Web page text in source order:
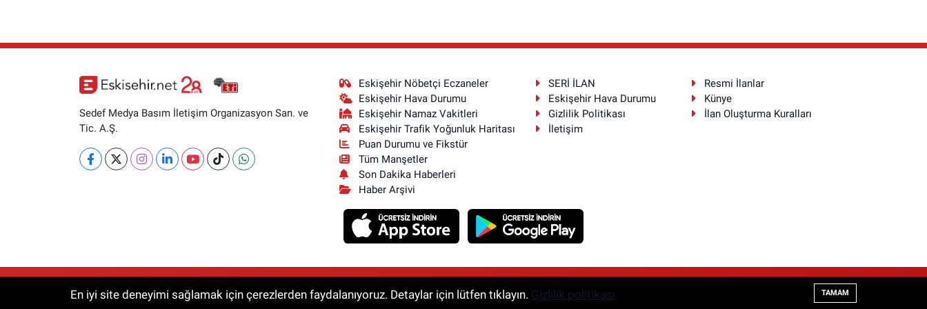
Sedef Medya Basım İletişim Organizasyon San. ve
Tic. A.Ş.
Eskişehir Nöbetçi Eczaneler
Eskişehir Hava Durumu
Eskişehir Namaz Vakitleri
Eskişehir Trafik Yoğunluk Haritası
Puan Durumu ve Fikstür
Tüm Manşetler
Son Dakika Haberleri
Haber Arşivi
SERİ İLAN
Resmi İlanlar
Eskişehir Hava Durumu
Künye
Gizlilik Politikası
İlan Oluşturma Kuralları
İletişim
RSS Copyright © 2026. Her hakkı saklıdır. TE Bilişim
En iyi site deneyimi sağlamak için çerezlerden faydalanıyoruz. Detaylar için lütfen tıklayın. Gizlilik politikası TAMAM